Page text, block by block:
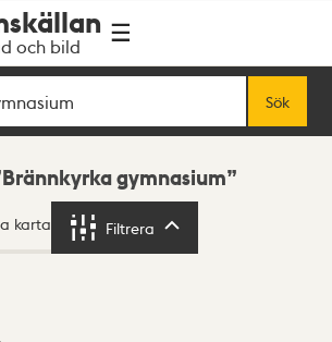
och bild
Sök
Brännkyrka gymnasium
karta Filtrera